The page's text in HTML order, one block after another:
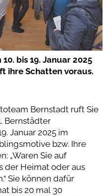
bis 19. Januar 2025
ihre Schatten voraus.
Bernstadt ruft Sie
Bernstädter
Januar 2025 im
bzw. Ihre
„Waren Sie auf
der Heimat oder aus
Sie können dafür
bis 20 mal 30